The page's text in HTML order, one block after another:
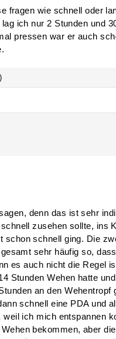
fragen wie schnell oder
ich nur 2 Stunden und
pressen war er auch
denn das ist sehr
zusehen sollte, ins
schon schnell ging. Die
sehr häufig so,
es auch nicht die Regel
Stunden Wehen hatte
an den Wehentropf
schnell eine PDA und
weil ich mich entspannen
bekommen, aber